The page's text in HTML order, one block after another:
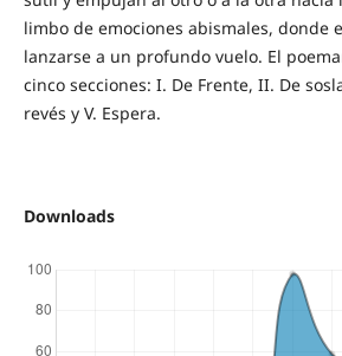
limbo de emociones abismales, donde
lanzarse a un profundo vuelo. El
cinco secciones: I. De Frente, II. De
revés y V. Espera.
Downloads